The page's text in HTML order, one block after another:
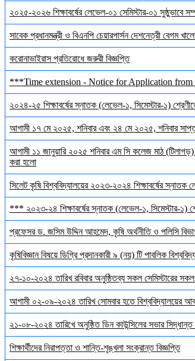
২০২৫-২০২৬ শিক্ষাবর্ষের লেভেল-০১ সেমিস্টার-০১ সুষ্ঠুভাবে
সাবেক প্রধানমন্ত্রী ও বিএনপি চেয়ারপার্সন দেশনেত্রী বেগম
করোনাভাইরাস প্রতিরোধে জরুরী বিজ্ঞপ্তি
***Time extension - Notice for Application from
২০২৪-২৫ শিক্ষাবর্ষের স্নাতক (লেভেল-১, সিমেস্টার-১)
আগামী ১৭ মে ২০২৫, শনিবার এবং ২৪ মে ২০২৫, শনিবার
আগামী ১১ জানুয়ারি ২০২৫ শনিবার এম সি কলেজ মাঠ
করা হলো
সিলেট কৃষি বিশ্ববিদ্যালয়ের ২০২৩-২০২৪ শিক্ষাবর্ষের স্নাতক
*** ২০২৩-২৪ শিক্ষাবর্ষের স্নাতক (লেভেল-১, সিমেস্টার-১)
প্রফেসর ড. জসিম উদ্দিন আহমেদ, কৃষি অর্থনীতি ও পলিসি
কৃষিবিজ্ঞান বিষয়ে ডিগ্রি প্রদানকারী ৯ (নয়) টি পাবলিক
২৭-১০-২০২৪ তারিখ রবিবার অনুষ্ঠিতব্য সকল সেমিস্টারের
আগামী ০২-০৯-২০২৪ তারিখ সোমবার হতে বিশ্ববিদ্যালয়ের
২১-০৮-২০২৪ তারিখে অনুষ্ঠিত ডিন কাউন্সিলের সভার
শিক্ষার্থীদের নিরাপত্তা ও শান্তি-শৃঙ্খলা সংক্রান্ত বিজ্ঞপ্তি